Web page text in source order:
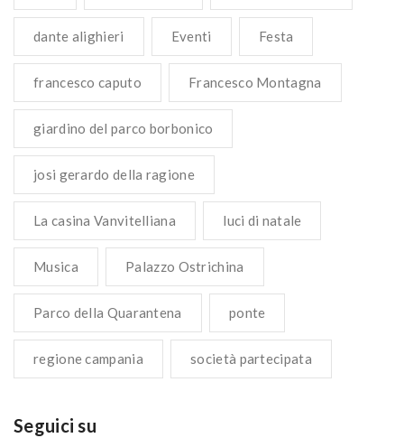
dante alighieri Eventi Festa
francesco caputo Francesco Montagna
giardino del parco borbonico
josi gerardo della ragione
La casina Vanvitelliana luci di natale
Musica Palazzo Ostrichina
Parco della Quarantena ponte
regione campania società partecipata
Seguici su